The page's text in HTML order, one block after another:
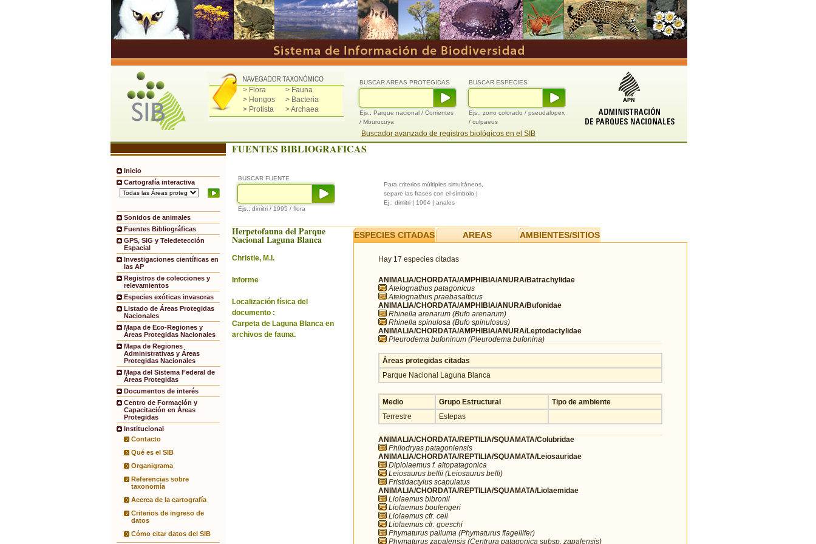
> Flora
> Fauna
> Hongos
> Bacteria
> Protista
> Archaea
BUSCAR ESPECIES
Ejs.: zorro colorado / pseudalopex
/ culpaeus
BUSCAR AREAS PROTEGIDAS
Ejs.: Parque nacional / Corrientes
/ Mburucuya
Buscador avanzado de registros biológicos en el SIB
Inicio
Cartografía interactiva
Sonidos de animales
Fuentes Bibliográficas
GPS, SIG y Teledetección
Espacial
Investigaciones científicas en
las AP
Registros de colecciones y
relevamientos
Especies exóticas invasoras
Listado de Áreas Protegidas
Nacionales
Mapa de Eco-Regiones y
Áreas Protegidas Nacionales
Mapa de Regiones
Administrativas y Áreas
Protegidas Nacionales
Mapa del Sistema Federal de
Áreas Protegidas
Documentos de interés
Centro de Formación y
Capacitación en Áreas
Protegidas
Institucional
Contacto
Qué es el SIB
Organigrama
Referencias sobre
taxonomía
Acerca de la cartografía
Criterios de ingreso de
datos
Cómo citar datos del SIB
FUENTES BIBLIOGRAFICAS
BUSCAR FUENTE
Ejs.: dimitri / 1995 / flora
Para criterios múltiples simultáneos,
separe las frases con el símbolo |
Ej.: dimitri | 1964 | anales
Herpetofauna del Parque
Nacional Laguna Blanca
Christie, M.I.
Informe
Localización física del
documento :
Carpeta de Laguna Blanca en
archivos de fauna.
ESPECIES CITADAS AREAS AMBIENTES/SITIOS
Hay 17 especies citadas
ANIMALIA/CHORDATA/AMPHIBIA/ANURA/Batrachylidae
Atelognathus patagonicus
Atelognathus praebasalticus
ANIMALIA/CHORDATA/AMPHIBIA/ANURA/Bufonidae
Rhinella arenarum (Bufo arenarum)
Rhinella spinulosa (Bufo spinulosus)
ANIMALIA/CHORDATA/AMPHIBIA/ANURA/Leptodactylidae
Pleurodema bufoninum (Pleurodema bufonina)
Áreas protegidas citadas
Parque Nacional Laguna Blanca
Medio Grupo Estructural
Tipo de ambiente
Terrestre
Estepas
ANIMALIA/CHORDATA/REPTILIA/SQUAMATA/Colubridae
Philodryas patagoniensis
ANIMALIA/CHORDATA/REPTILIA/SQUAMATA/Leiosauridae
Diplolaemus f. altopatagonica
Leiosaurus bellii (Leiosaurus belli)
Pristidactylus scapulatus
ANIMALIA/CHORDATA/REPTILIA/SQUAMATA/Liolaemidae
Liolaemus bibronii
Liolaemus boulengeri
Liolaemus cfr. ceii
Liolaemus cfr. goeschi
Phymaturus palluma (Phymaturus flagellifer)
Phymaturus zapalensis (Centrura patagonica subsp. zapalensis)